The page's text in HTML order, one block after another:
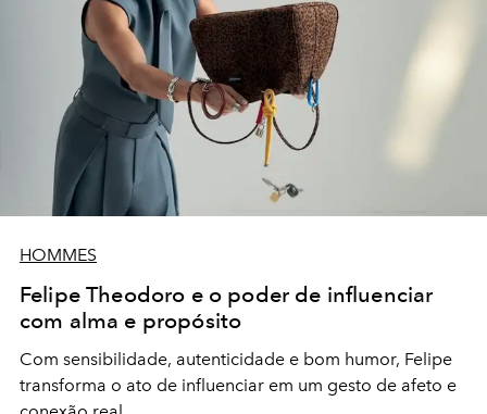
HOMMES
Felipe Theodoro e o poder de influenciar
com alma e propósito
Com sensibilidade, autenticidade e bom humor, Felipe
transforma o ato de influenciar em um gesto de afeto e